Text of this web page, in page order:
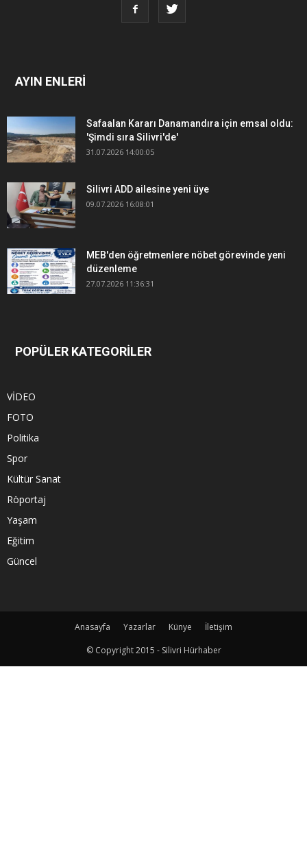
AYIN ENLERİ
Safaalan Kararı Danamandıra için emsal oldu:
'Şimdi sıra Silivri'de'
31.07.2026 14:00:05
Silivri ADD ailesine yeni üye
09.07.2026 16:08:01
MEB'den öğretmenlere nöbet görevinde yeni
düzenleme
27.07.2026 11:36:31
POPÜLER KATEGORİLER
VİDEO
FOTO
Politika
Spor
Kültür Sanat
Röportaj
Yaşam
Eğitim
Güncel
Anasayfa Yazarlar Künye
İletişim
© Copyright 2015 - Silivri Hürhaber